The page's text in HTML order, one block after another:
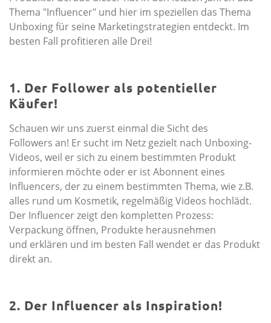
Thema "Influencer" und hier im speziellen das Thema
Unboxing für seine Marketingstrategien entdeckt. Im
besten Fall profitieren alle Drei!
1. Der Follower als potentieller
Käufer!
Schauen wir uns zuerst einmal die Sicht des
Followers an! Er sucht im Netz gezielt nach Unboxing-
Videos, weil er sich zu einem bestimmten Produkt
informieren möchte oder er ist Abonnent eines
Influencers, der zu einem bestimmten Thema, wie z.B.
alles rund um Kosmetik, regelmäßig Videos hochlädt.
Der Influencer zeigt den kom­pletten Prozess:
Verpackung öffnen, Produkte herausnehmen
und erklären und im besten Fall wendet er das Produkt
direkt an.
2. Der Influencer als Inspiration!